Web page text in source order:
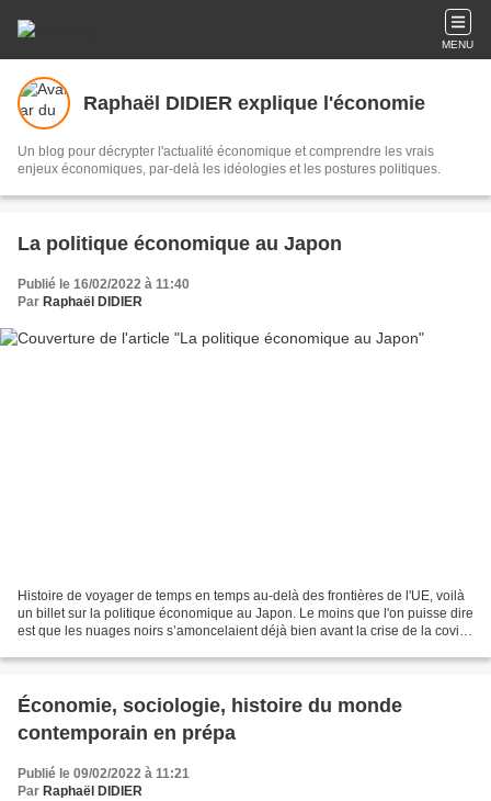
MENU
Raphaël DIDIER explique l'économie
Un blog pour décrypter l'actualité économique et comprendre les vrais
enjeux économiques, par-delà les idéologies et les postures politiques.
La politique économique au Japon
Publié le 16/02/2022 à 11:40
Par Raphaël DIDIER
Histoire de voyager de temps en temps au-delà des frontières de l'UE, voilà
un billet sur la politique économique au Japon. Le moins que l'on puisse dire
est que les nuages noirs s’amoncelaient déjà bien avant la crise de la covid-
Économie, sociologie, histoire du monde
contemporain en prépa
Publié le 09/02/2022 à 11:21
Par Raphaël DIDIER